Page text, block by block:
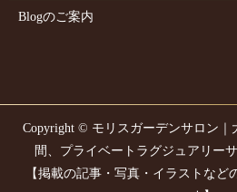
Blogのご案内
Copyright © モリスガーデンサロン｜
間、プライベートラグジュアリー
【掲載の記事・写真・イラストなど